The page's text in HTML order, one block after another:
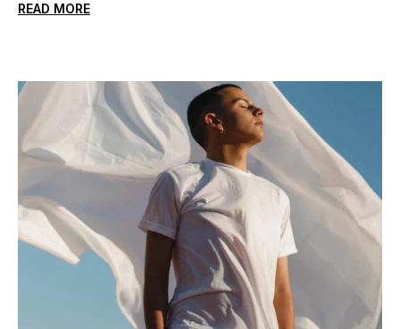
READ MORE